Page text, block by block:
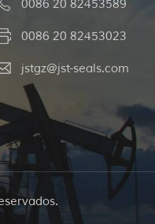
0086 20 82453589
0086 20 82453023
jstgz@jst-seals.com